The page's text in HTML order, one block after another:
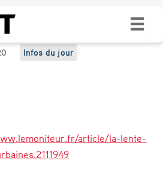
urbaines
Infos du jour
article/la-lente-